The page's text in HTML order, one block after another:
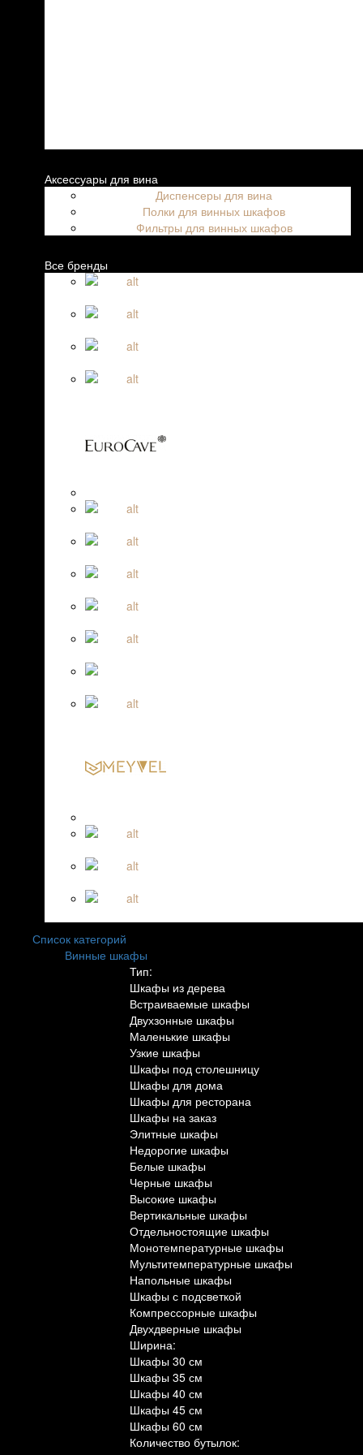
Аксессуары для вина
Диспенсеры для вина
Полки для винных шкафов
Фильтры для винных шкафов
Все бренды
Список категорий
Винные шкафы
Тип:
Шкафы из дерева
Встраиваемые шкафы
Двухзонные шкафы
Маленькие шкафы
Узкие шкафы
Шкафы под столешницу
Шкафы для дома
Шкафы для ресторана
Шкафы на заказ
Элитные шкафы
Недорогие шкафы
Белые шкафы
Черные шкафы
Высокие шкафы
Вертикальные шкафы
Отдельностоящие шкафы
Монотемпературные шкафы
Мультитемпературные шкафы
Напольные шкафы
Шкафы с подсветкой
Компрессорные шкафы
Двухдверные шкафы
Ширина:
Шкафы 30 см
Шкафы 35 см
Шкафы 40 см
Шкафы 45 см
Шкафы 60 см
Количество бутылок: